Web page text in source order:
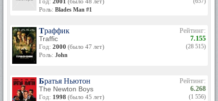
Роль: Blades Man #1
Траффик
Traffic
Год: 2000 (было 47 лет)
Роль: John
Рейтинг:
7.155
(28 515)
Братья Ньютон
The Newton Boys
Год: 1998 (было 45 лет)
Рейтинг:
6.268
(1 556)